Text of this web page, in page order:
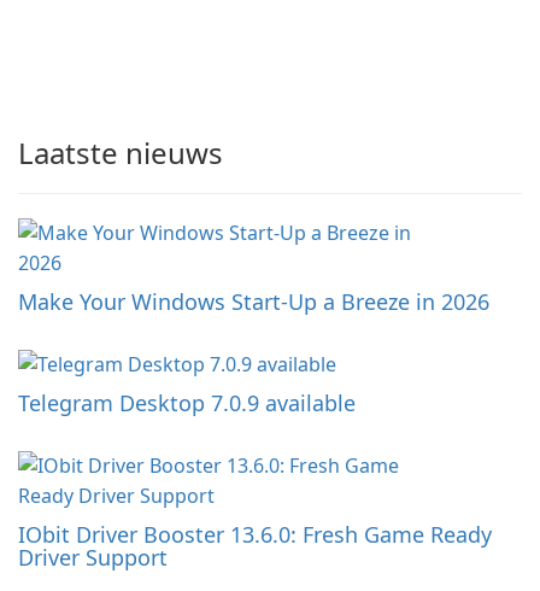
Laatste nieuws
Make Your Windows Start-Up a Breeze in 2026
Telegram Desktop 7.0.9 available
IObit Driver Booster 13.6.0: Fresh Game Ready
Driver Support